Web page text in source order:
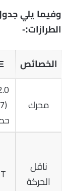
وفيما يلي
الطرازات:-
الخصائص
محرك
ناقل
الحركة